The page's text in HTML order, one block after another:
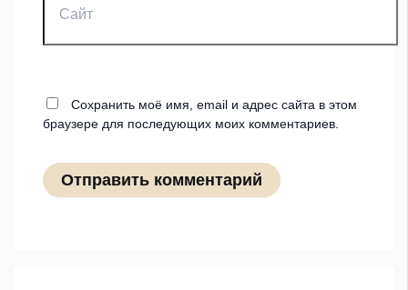
Сохранить моё имя, email и адрес сайта в этом
браузере для последующих моих комментариев.